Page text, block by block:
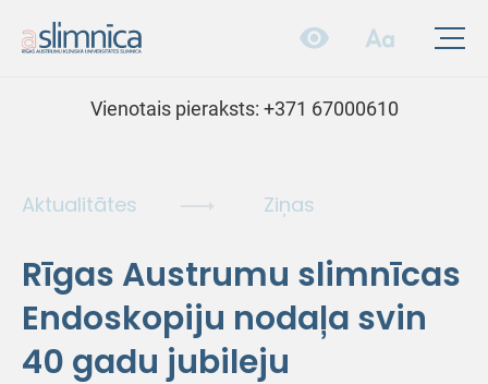
Vienotais pieraksts: +371 67000610
Aktualitātes Ziņas
Rīgas Austrumu slimnīcas
Endoskopiju nodaļa svin
40 gadu jubileju